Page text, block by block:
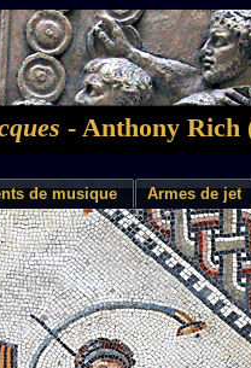
- Anthony Rich
de musique Armes de jet